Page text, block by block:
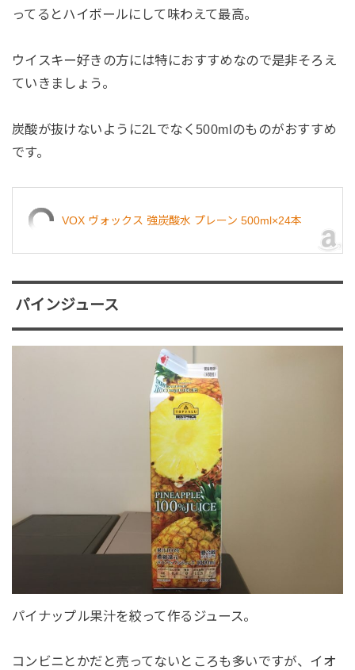
ってるとハイボールにして味わえて最高。
ウイスキー好きの方には特におすすめなので是非そろえ
ていきましょう。
炭酸が抜けないように2Lでなく500mlのものがおすすめ
です。
VOX ヴォックス 強炭酸水 プレーン 500ml×24本
パインジュース
パイナップル果汁を絞って作るジュース。
コンビニとかだと売ってないところも多いですが、イオ